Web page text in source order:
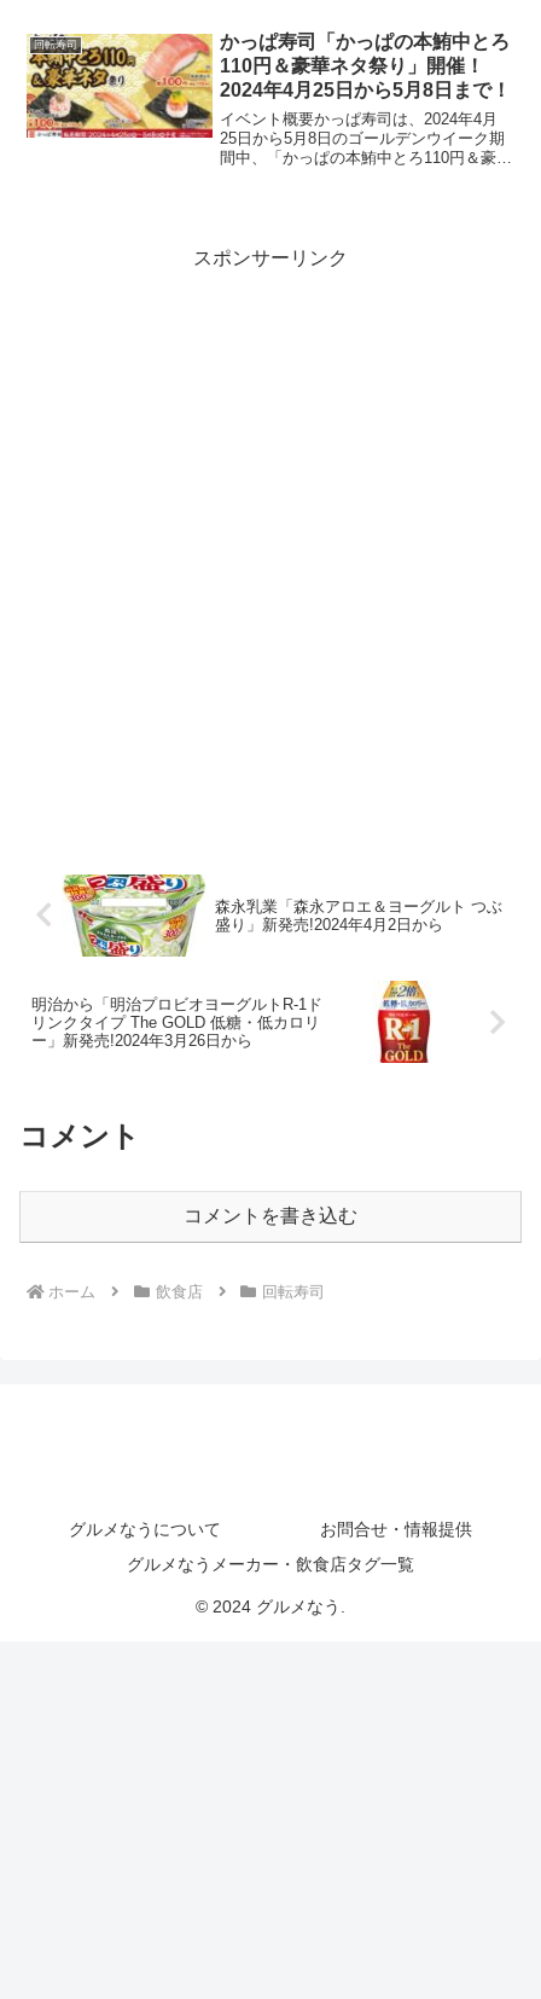
るプロモーションを展開します。すべて
のメニューはなくなり...
回転寿司
かっぱ寿司「かっぱの本鮪中とろ
110円＆豪華ネタ祭り」開催！
2024年4月25日から5月8日まで！
イベント概要かっぱ寿司は、2024年4月
25日から5月8日のゴールデンウイーク期
間中、「かっぱの本鮪中とろ110円＆豪華
スポンサーリンク
森永乳業「森永アロエ＆ヨーグルト つぶ
盛り」新発売!2024年4月2日から
明治から「明治プロビオヨーグルトR-1ド
リンクタイプ The GOLD 低糖・低カロリ
ー」新発売!2024年3月26日から
コメント
コメントを書き込む
ホーム 飲食店 回転寿司
グルメなうについて
お問合せ・情報提供
グルメなうメーカー・飲食店タグ一覧
© 2024 グルメなう.